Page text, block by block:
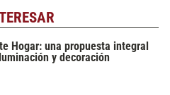
Hogar: una propuesta integral
y decoración